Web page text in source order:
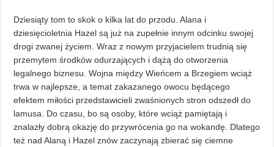
Dziesiąty tom to skok o kilka lat do przodu. Alana i
dziesięcioletnia Hazel są już na zupełnie innym odcinku swojej
drogi zwanej życiem. Wraz z nowym przyjacielem trudnią się
przemytem środków odurzających i dążą do otworzenia
legalnego biznesu. Wojna między Wieńcem a Brzegiem wciąż
trwa w najlepsze, a temat zakazanego owocu będącego
efektem miłości przedstawicieli zwaśnionych stron odszedł do
lamusa. Do czasu, bo są osoby, które wciąż pamiętają i
znalazły dobrą okazję do przywrócenia go na wokandę. Dlatego
też nad Alaną i Hazel znów zaczynają zbierać się ciemne